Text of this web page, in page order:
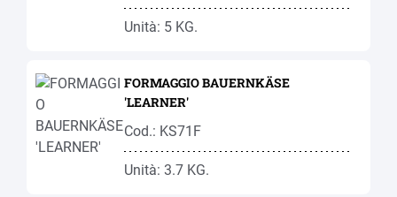
Unità: 5 KG.
FORMAGGIO BAUERNKÄSE
'LEARNER'
Cod.: KS71F
Unità: 3.7 KG.